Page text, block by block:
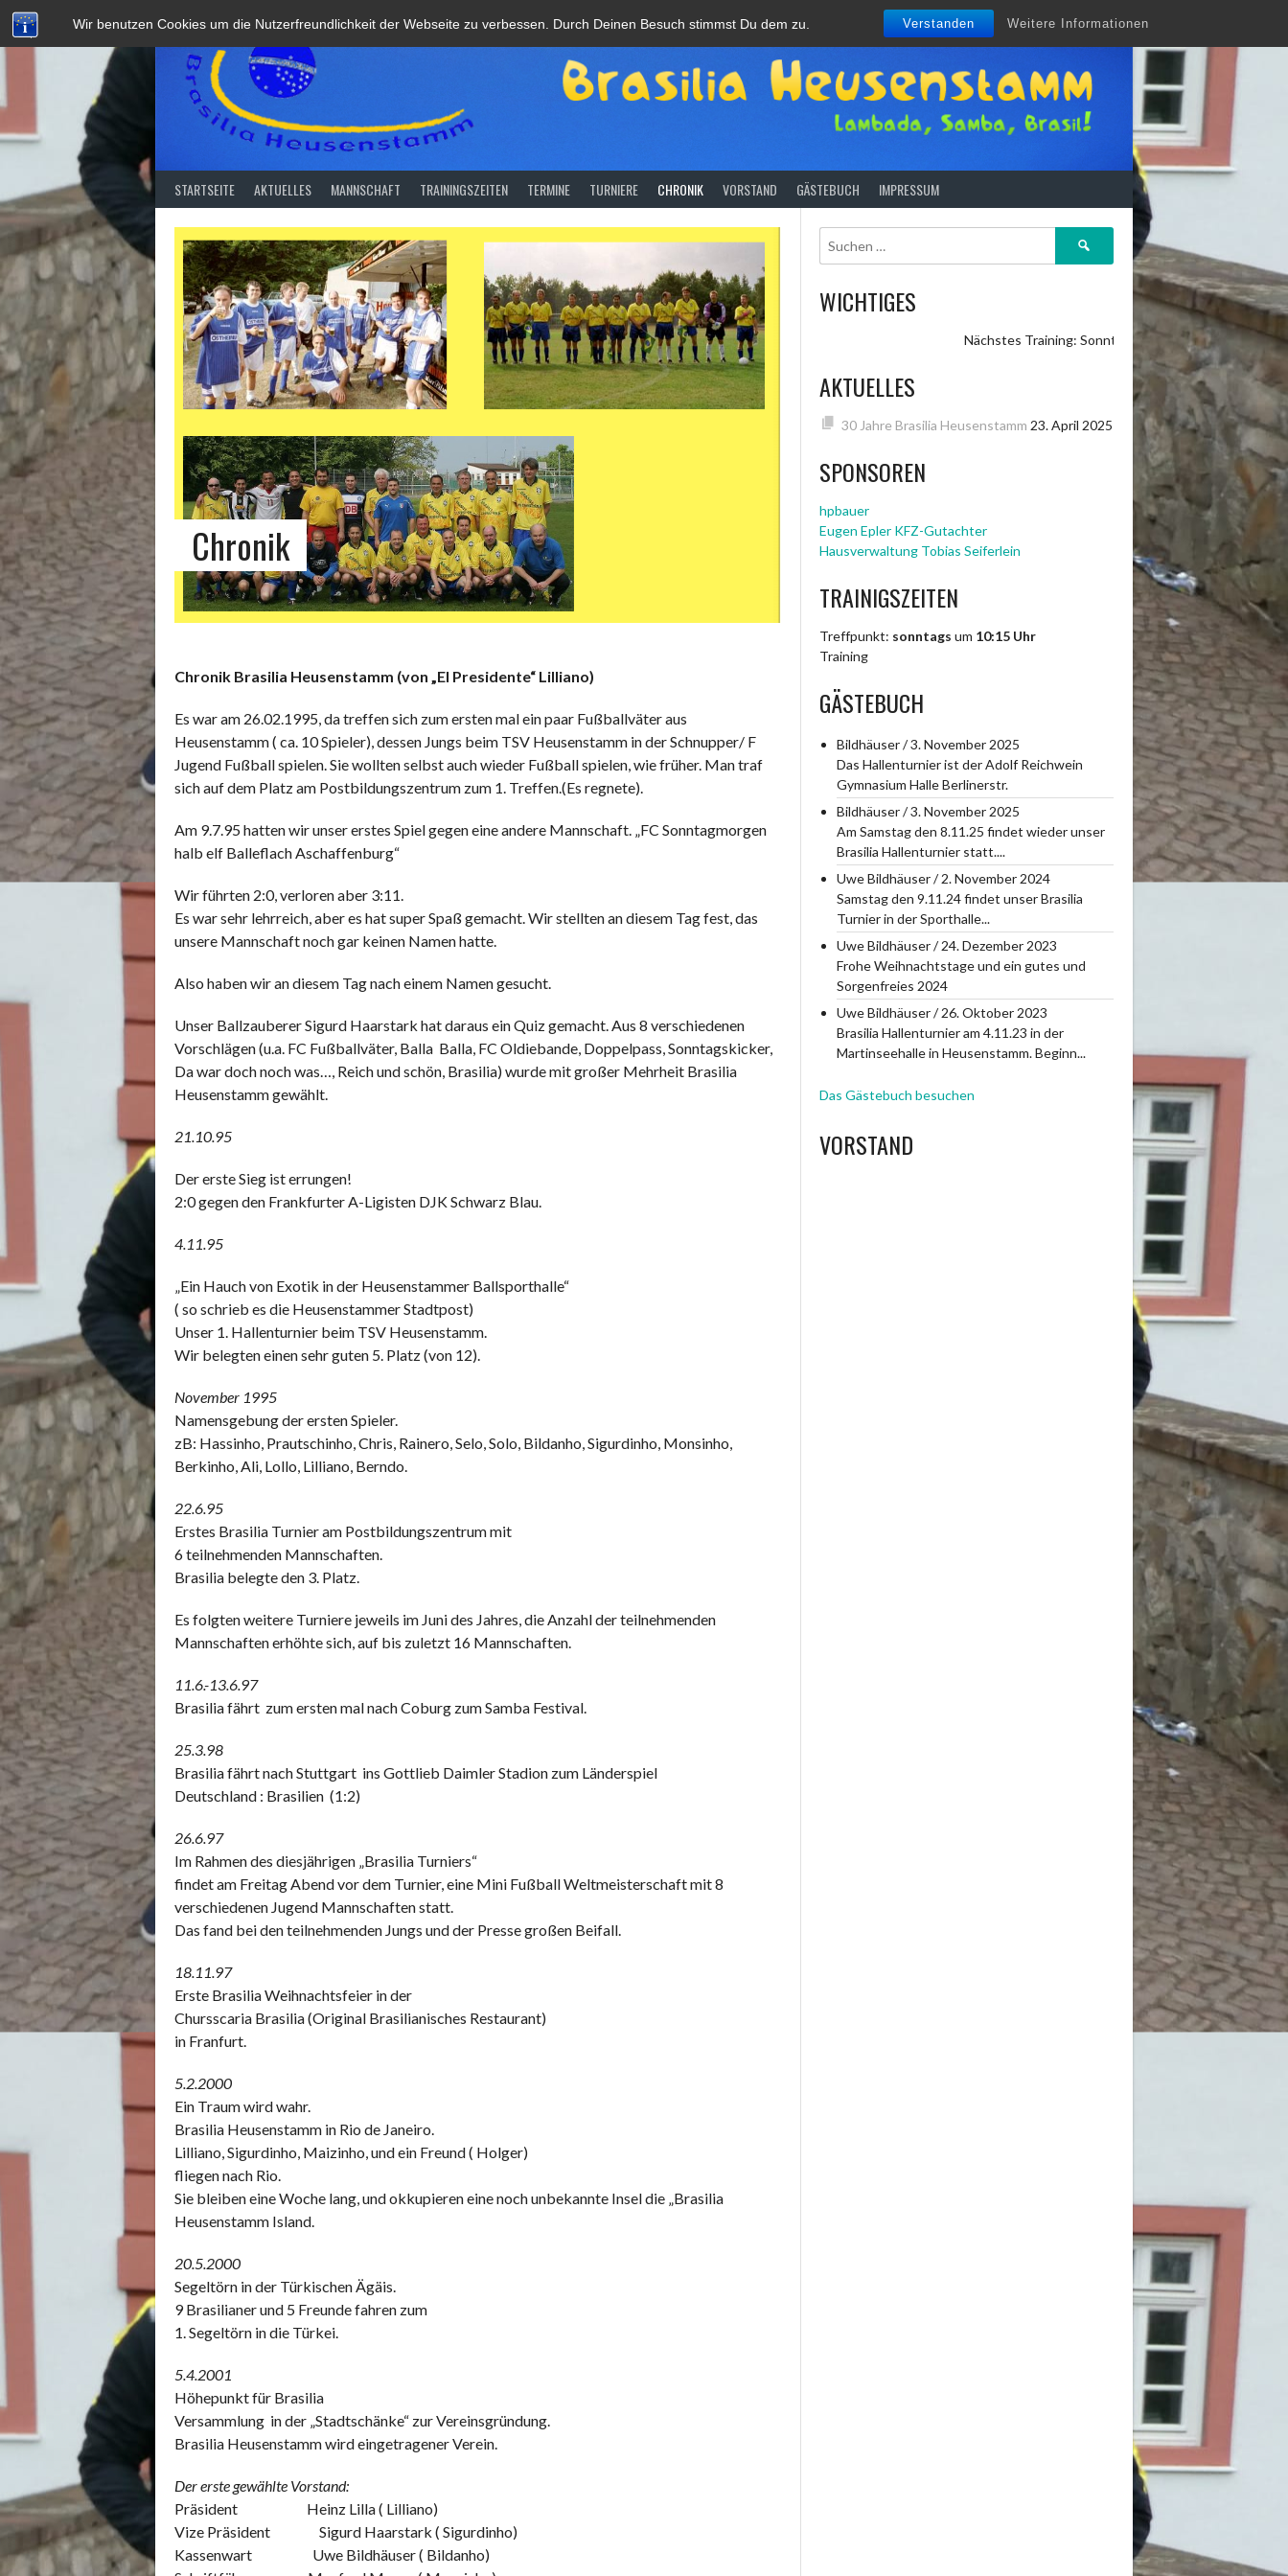
Wir benutzen Cookies um die Nutzerfreundlichkeit der Webseite zu verbessen. Durch Deinen Besuch stimmst Du dem zu. Verstanden Weitere Informationen
Springe
zum
STARTSEITE AKTUELLES MANNSCHAFT TRAININGSZEITEN TERMINE TURNIERE CHRONIK VORSTAND GÄSTEBUCH IMPRESSUM
Chronik
Chronik Brasilia Heusenstamm (von „El Presidente“ Lilliano)
Es war am 26.02.1995, da treffen sich zum ersten mal ein paar Fußballväter aus
Heusenstamm ( ca. 10 Spieler), dessen Jungs beim TSV Heusenstamm in der Schnupper/ F
Jugend Fußball spielen. Sie wollten selbst auch wieder Fußball spielen, wie früher. Man traf
sich auf dem Platz am Postbildungszentrum zum 1. Treffen.(Es regnete).
Am 9.7.95 hatten wir unser erstes Spiel gegen eine andere Mannschaft. „FC Sonntagmorgen
halb elf Balleflach Aschaffenburg“
Wir führten 2:0, verloren aber 3:11.
Es war sehr lehrreich, aber es hat super Spaß gemacht. Wir stellten an diesem Tag fest, das
unsere Mannschaft noch gar keinen Namen hatte.
Also haben wir an diesem Tag nach einem Namen gesucht.
Unser Ballzauberer Sigurd Haarstark hat daraus ein Quiz gemacht. Aus 8 verschiedenen
Vorschlägen (u.a. FC Fußballväter, Balla Balla, FC Oldiebande, Doppelpass, Sonntagskicker,
Da war doch noch was…, Reich und schön, Brasilia) wurde mit großer Mehrheit Brasilia
Heusenstamm gewählt.
21.10.95
Der erste Sieg ist errungen!
2:0 gegen den Frankfurter A-Ligisten DJK Schwarz Blau.
4.11.95
„Ein Hauch von Exotik in der Heusenstammer Ballsporthalle“
( so schrieb es die Heusenstammer Stadtpost)
Unser 1. Hallenturnier beim TSV Heusenstamm.
Wir belegten einen sehr guten 5. Platz (von 12).
November 1995
Namensgebung der ersten Spieler.
zB: Hassinho, Prautschinho, Chris, Rainero, Selo, Solo, Bildanho, Sigurdinho, Monsinho,
Berkinho, Ali, Lollo, Lilliano, Berndo.
22.6.95
Erstes Brasilia Turnier am Postbildungszentrum mit
6 teilnehmenden Mannschaften.
Brasilia belegte den 3. Platz.
Es folgten weitere Turniere jeweils im Juni des Jahres, die Anzahl der teilnehmenden
Mannschaften erhöhte sich, auf bis zuletzt 16 Mannschaften.
11.6.-13.6.97
Brasilia fährt zum ersten mal nach Coburg zum Samba Festival.
25.3.98
Brasilia fährt nach Stuttgart ins Gottlieb Daimler Stadion zum Länderspiel
Deutschland : Brasilien (1:2)
26.6.97
Im Rahmen des diesjährigen „Brasilia Turniers“
findet am Freitag Abend vor dem Turnier, eine Mini Fußball Weltmeisterschaft mit 8
verschiedenen Jugend Mannschaften statt.
Das fand bei den teilnehmenden Jungs und der Presse großen Beifall.
18.11.97
Erste Brasilia Weihnachtsfeier in der
Chursscaria Brasilia (Original Brasilianisches Restaurant)
in Franfurt.
5.2.2000
Ein Traum wird wahr.
Brasilia Heusenstamm in Rio de Janeiro.
Lilliano, Sigurdinho, Maizinho, und ein Freund ( Holger)
fliegen nach Rio.
Sie bleiben eine Woche lang, und okkupieren eine noch unbekannte Insel die „Brasilia
Heusenstamm Island.
20.5.2000
Segeltörn in der Türkischen Ägäis.
9 Brasilianer und 5 Freunde fahren zum
1. Segeltörn in die Türkei.
5.4.2001
Höhepunkt für Brasilia
Versammlung in der „Stadtschänke“ zur Vereinsgründung.
Brasilia Heusenstamm wird eingetragener Verein.
Der erste gewählte Vorstand:
Präsident Heinz Lilla ( Lilliano)
Vize Präsident Sigurd Haarstark ( Sigurdinho)
Kassenwart Uwe Bildhäuser ( Bildanho)
Suchen
WICHTIGES
Nächstes Training: Sonntag 10:30 Uhr auf dem
AKTUELLES
30 Jahre Brasilia Heusenstamm 23. April 2025
SPONSOREN
hpbauer
Eugen Epler KFZ-Gutachter
Hausverwaltung Tobias Seiferlein
TRAINIGSZEITEN
Treffpunkt: sonntags um 10:15 Uhr
Training
GÄSTEBUCH
Bildhäuser/3. November 2025
Das Hallenturnier ist der Adolf Reichwein
Gymnasium Halle Berlinerstr.
Bildhäuser/3. November 2025
Am Samstag den 8.11.25 findet wieder unser
Brasilia Hallenturnier statt....
Uwe Bildhäuser/2. November 2024
Samstag den 9.11.24 findet unser Brasilia
Turnier in der Sporthalle...
Uwe Bildhäuser/24. Dezember 2023
Frohe Weihnachtstage und ein gutes und
Sorgenfreies 2024
Uwe Bildhäuser/26. Oktober 2023
Brasilia Hallenturnier am 4.11.23 in der
Martinseehalle in Heusenstamm. Beginn...
Das Gästebuch besuchen
VORSTAND